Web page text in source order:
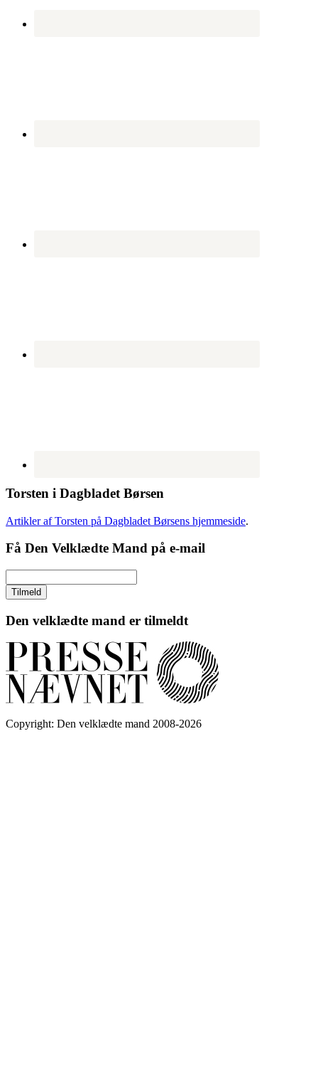
Torsten i Dagbladet Børsen
Artikler af Torsten på Dagbladet Børsens hjemmeside.
Få Den Velklædte Mand på e-mail
Den velklædte mand er tilmeldt
Copyright: Den velklædte mand 2008-2026